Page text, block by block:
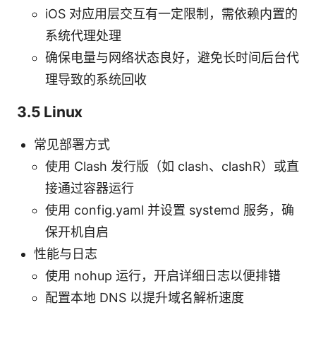
iOS 对应用层交互有一定限制，需依赖内置的
系统代理处理
确保电量与网络状态良好，避免长时间后台代
理导致的系统回收
3.5 Linux
常见部署方式
使用 Clash 发行版（如 clash、clashR）或直
接通过容器运行
使用 config.yaml 并设置 systemd 服务，确
保开机自启
性能与日志
使用 nohup 运行，开启详细日志以便排错
配置本地 DNS 以提升域名解析速度